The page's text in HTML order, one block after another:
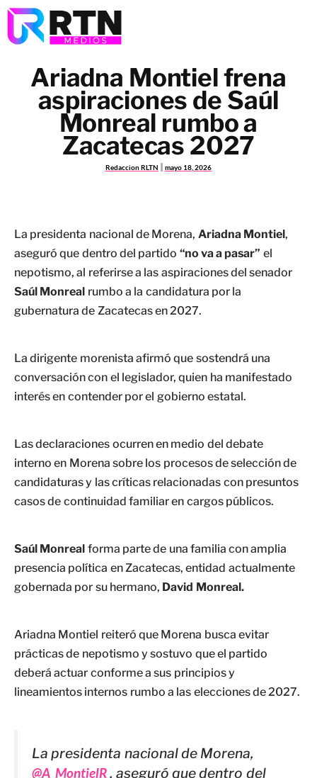
Ariadna Montiel frena
aspiraciones de Saúl
Monreal rumbo a
Zacatecas 2027
Redaccion RLTN mayo 18, 2026
La presidenta nacional de Morena, Ariadna Montiel,
aseguró que dentro del partido “no va a pasar” el
nepotismo, al referirse a las aspiraciones del senador
Saúl Monreal rumbo a la candidatura por la
gubernatura de Zacatecas en 2027.
La dirigente morenista afirmó que sostendrá una
conversación con el legislador, quien ha manifestado
interés en contender por el gobierno estatal.
Las declaraciones ocurren en medio del debate
interno en Morena sobre los procesos de selección de
candidaturas y las críticas relacionadas con presuntos
casos de continuidad familiar en cargos públicos.
Saúl Monreal forma parte de una familia con amplia
presencia política en Zacatecas, entidad actualmente
gobernada por su hermano, David Monreal.
Ariadna Montiel reiteró que Morena busca evitar
prácticas de nepotismo y sostuvo que el partido
deberá actuar conforme a sus principios y
lineamientos internos rumbo a las elecciones de 2027.
La presidenta nacional de Morena,
@A_MontielR, aseguró que dentro del